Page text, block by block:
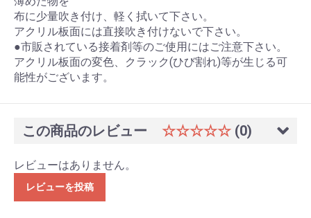
布に少量吹き付け、軽く拭いて下さい。
アクリル板面には直接吹き付けないで下さい。
●市販されている接着剤等のご使用にはご注意下さい。
アクリル板面の変色、クラック(ひび割れ)等が生じる可
能性がございます。
この商品のレビュー ☆☆☆☆☆ (0)
レビューはありません。
レビューを投稿